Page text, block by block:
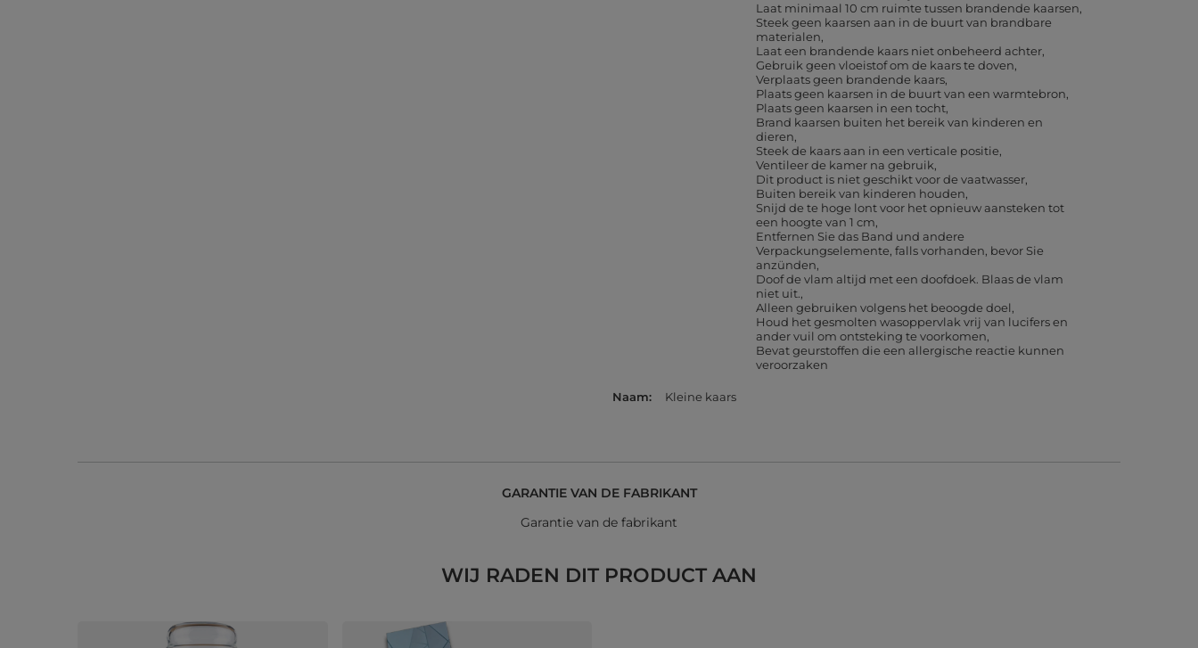
Laat minimaal 10 cm ruimte tussen brandende kaarsen
Steek geen kaarsen aan in de buurt van brandbare
materialen
Laat een brandende kaars niet onbeheerd achter
Gebruik geen vloeistof om de kaars te doven
Verplaats geen brandende kaars
Plaats geen kaarsen in de buurt van een warmtebron
Plaats geen kaarsen in een tocht
Brand kaarsen buiten het bereik van kinderen en
dieren
Steek de kaars aan in een verticale positie
Ventileer de kamer na gebruik
Dit product is niet geschikt voor de vaatwasser
Buiten bereik van kinderen houden
Snijd de te hoge lont voor het opnieuw aansteken tot
een hoogte van 1 cm
Entfernen Sie das Band und andere
Verpackungselemente, falls vorhanden, bevor Sie
anzünden
Doof de vlam altijd met een doofdoek. Blaas de vlam
niet uit.
Alleen gebruiken volgens het beoogde doel
Houd het gesmolten wasoppervlak vrij van lucifers en
ander vuil om ontsteking te voorkomen
Bevat geurstoffen die een allergische reactie kunnen
veroorzaken
Naam Kleine kaars
GARANTIE VAN DE FABRIKANT
Garantie van de fabrikant
WIJ RADEN DIT PRODUCT AAN